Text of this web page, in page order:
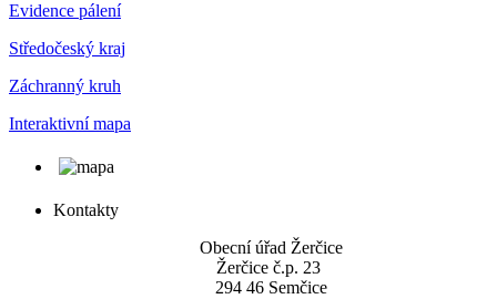
Evidence pálení
Středočeský kraj
Záchranný kruh
Interaktivní mapa
Kontakty
Obecní úřad Žerčice
Žerčice č.p. 23
294 46 Semčice